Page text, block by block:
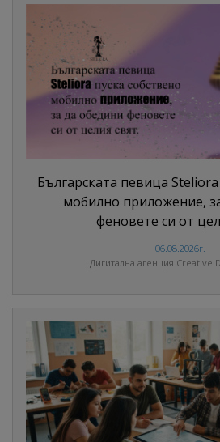
Българската певица Steliora
мобилно приложение,
феновете си от
06.08.2026г.
Дигитална агенция Creative